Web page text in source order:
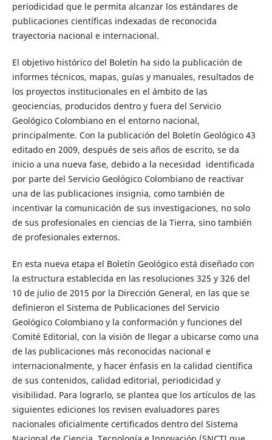
periodicidad que le permita alcanzar los estándares de
publicaciones científicas indexadas de reconocida
trayectoria nacional e internacional.
El objetivo histórico del Boletín ha sido la publicación de
informes técnicos, mapas, guías y manuales, resultados de
los proyectos institucionales en el ámbito de las
geociencias, producidos dentro y fuera del Servicio
Geológico Colombiano en el entorno nacional,
principalmente. Con la publicación del Boletín Geológico 43
editado en 2009, después de seis años de escrito, se da
inicio a una nueva fase, debido a la necesidad identificada
por parte del Servicio Geológico Colombiano de reactivar
una de las publicaciones insignia, como también de
incentivar la comunicación de sus investigaciones, no solo
de sus profesionales en ciencias de la Tierra, sino también
de profesionales externos.
En esta nueva etapa el Boletín Geológico está diseñado con
la estructura establecida en las resoluciones 325 y 326 del
10 de julio de 2015 por la Dirección General, en las que se
definieron el Sistema de Publicaciones del Servicio
Geológico Colombiano y la conformación y funciones del
Comité Editorial, con la visión de llegar a ubicarse como una
de las publicaciones más reconocidas nacional e
internacionalmente, y hacer énfasis en la calidad científica
de sus contenidos, calidad editorial, periodicidad y
visibilidad. Para lograrlo, se plantea que los artículos de las
siguientes ediciones los revisen evaluadores pares
nacionales oficialmente certificados dentro del Sistema